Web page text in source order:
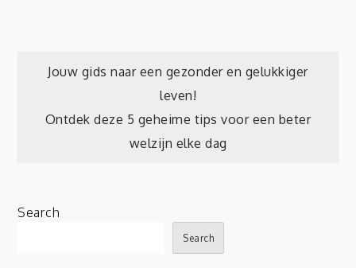
Post
navigation
Jouw gids naar een gezonder en gelukkiger
leven!
Ontdek deze 5 geheime tips voor een beter
welzijn elke dag
Search
Search